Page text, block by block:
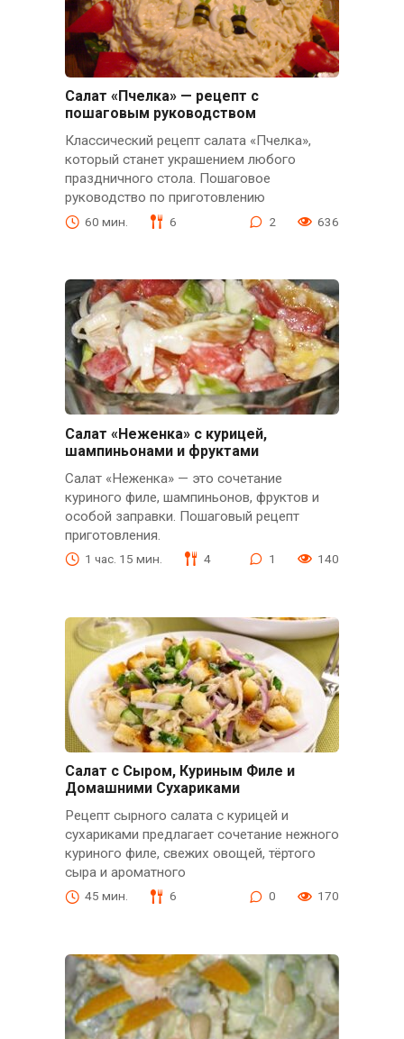
Салат «Пчелка» — рецепт с
пошаговым руководством
Классический рецепт салата «Пчелка»,
который станет украшением любого
праздничного стола. Пошаговое
руководство по приготовлению
60 мин. 6 2 636
Салат «Неженка» с курицей,
шампиньонами и фруктами
Салат «Неженка» — это сочетание
куриного филе, шампиньонов, фруктов и
особой заправки. Пошаговый рецепт
приготовления.
1 час. 15 мин. 4 1 140
Салат с Сыром, Куриным Филе и
Домашними Сухариками
Рецепт сырного салата с курицей и
сухариками предлагает сочетание нежного
куриного филе, свежих овощей, тёртого
сыра и ароматного
45 мин. 6 0 170